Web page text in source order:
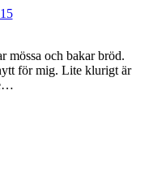
mössa och bakar bröd.
för mig. Lite klurigt är